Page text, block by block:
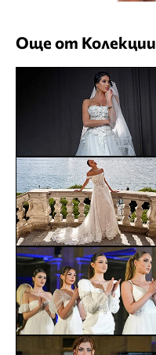
Още от Колекции